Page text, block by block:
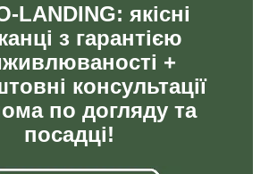
LANDING: якісні
з гарантією
+
консультації
по догляду та
посадці!